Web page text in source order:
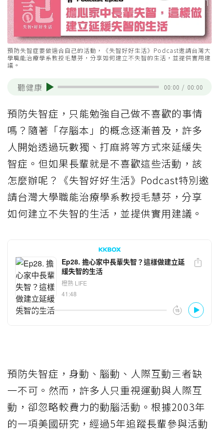
預防失智症要做適合自己的活動，《失智好好生活》Podcast邀請台灣大
學職能治療學系教授毛慧芬，分享如何建立不失智的生活，並提供實用建
議。
聽健康 00:00 / 00:00
預防失智症，只能勉強自己做不喜歡的事情
嗎？隨著「存腦本」的概念逐漸普及，許多
人開始透過玩數獨、打麻將等方式來延緩失
智症。但如果長輩就是不喜歡這些活動，該
怎麼辦呢？《失智好好生活》Podcast特別邀
請台灣大學職能治療學系教授毛慧芬，分享
如何建立不失智的生活，並提供實用建議。
預防失智症，身動、腦動、人際互動三者缺
一不可。然而，許多人只重視運動與人際互
動，卻忽略較費力的動腦活動。根據2003年
的一項美國研究，經過5年追蹤長輩參與活動